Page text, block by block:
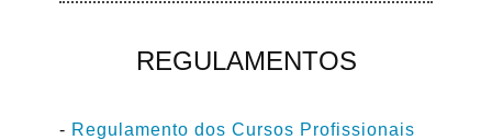
REGULAMENTOS
- Regulamento dos Cursos Profissionais